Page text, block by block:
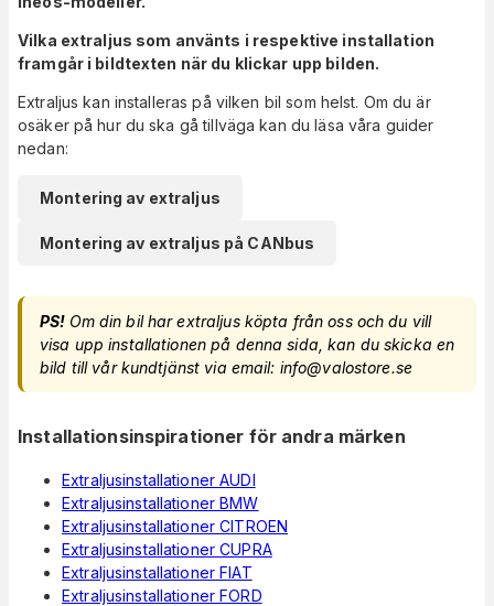
Vilka extraljus som använts i respektive installation
framgår i bildtexten när du klickar upp bilden.
Extraljus kan installeras på vilken bil som helst. Om du är
osäker på hur du ska gå tillväga kan du läsa våra guider
nedan:
Montering av extraljus
Montering av extraljus på CANbus
PS! Om din bil har extraljus köpta från oss och du vill
visa upp installationen på denna sida, kan du skicka en
bild till vår kundtjänst via email: info@valostore.se
Installationsinspirationer för andra märken
Extraljusinstallationer AUDI
Extraljusinstallationer BMW
Extraljusinstallationer CITROEN
Extraljusinstallationer CUPRA
Extraljusinstallationer FIAT
Extraljusinstallationer FORD